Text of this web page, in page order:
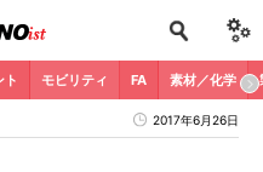
ト モビリティ FA 素材／化学
2017年6月26日